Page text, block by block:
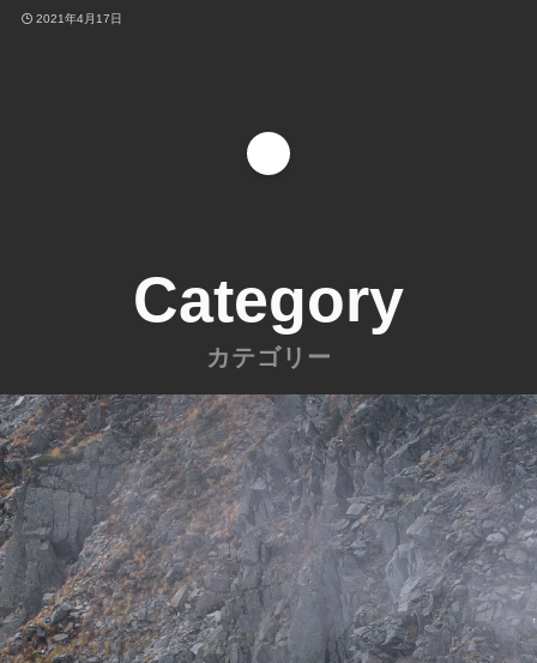
2021年4月17日
Category
カテゴリー